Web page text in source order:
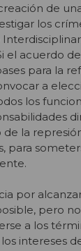
de
los
el acuerdo
para la
a
los
la
para
por
pero
a los
intereses